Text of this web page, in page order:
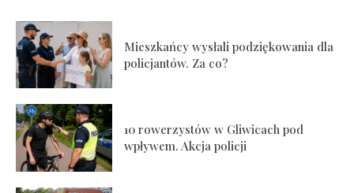
Mieszkańcy wysłali podziękowania dla
policjantów. Za co?
10 rowerzystów w Gliwicach pod
wpływem. Akcja policji